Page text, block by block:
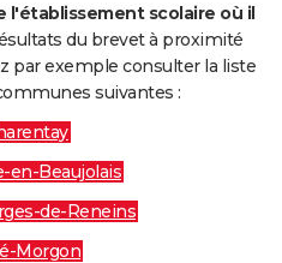
l'établissement scolaire où il
du brevet à proximité
par exemple consulter la liste
suivantes :
en-Beaujolais
de-Reneins
Morgon